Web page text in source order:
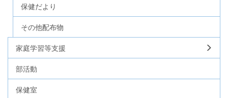
保健だより
その他配布物
家庭学習等支援
部活動
保健室